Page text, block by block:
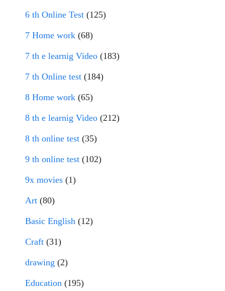
6 th Online Test (125)
7 Home work (68)
7 th e learnig Video (183)
7 th Online test (184)
8 Home work (65)
8 th e learnig Video (212)
8 th online test (35)
9 th online test (102)
9x movies (1)
Art (80)
Basic English (12)
Craft (31)
drawing (2)
Education (195)